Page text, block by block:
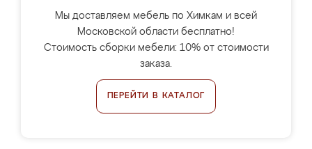
Мы доставляем мебель по Химкам и всей
Московской области бесплатно!
Стоимость сборки мебели: 10% от стоимости
заказа.
ПЕРЕЙТИ В КАТАЛОГ